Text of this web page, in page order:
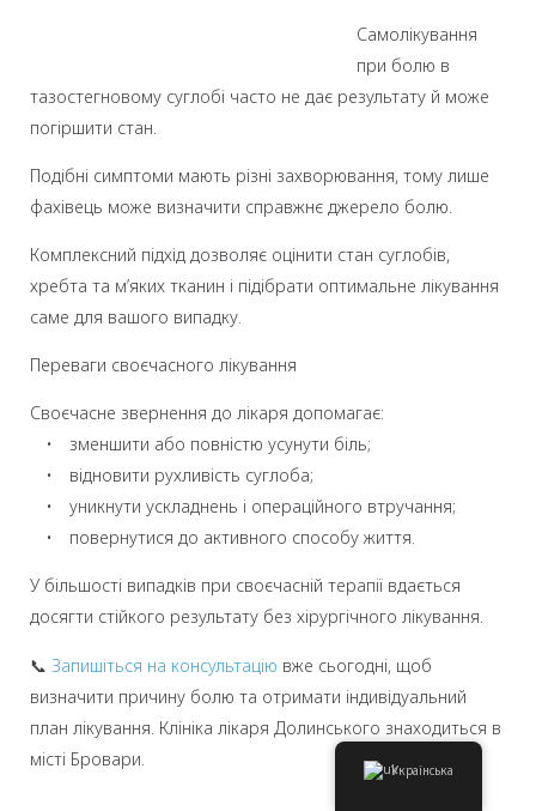
Самолікування
при болю в
тазостегновому суглобі часто не дає результату й може
погіршити стан.
Подібні симптоми мають різні захворювання, тому лише
фахівець може визначити справжнє джерело болю.
Комплексний підхід дозволяє оцінити стан суглобів,
хребта та м’яких тканин і підібрати оптимальне лікування
саме для вашого випадку.
Переваги своєчасного лікування
Своєчасне звернення до лікаря допомагає:
• зменшити або повністю усунути біль;
• відновити рухливість суглоба;
• уникнути ускладнень і операційного втручання;
• повернутися до активного способу життя.
У більшості випадків при своєчасній терапії вдається
досягти стійкого результату без хірургічного лікування.
📞 Запишіться на консультацію вже сьогодні, щоб
визначити причину болю та отримати індивідуальний
план лікування. Клініка лікаря Долинського знаходиться в
місті Бровари.
Українська